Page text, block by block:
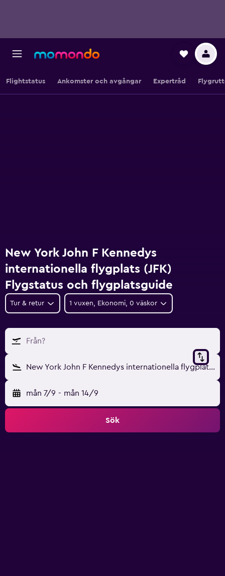
Flightstatus Ankomster och avgångar Expertråd
New York John F Kennedys
internationella flygplats (JFK)
Flygstatus och flygplatsguide
Tur & retur 1 vuxen, Ekonomi, 0 väskor
Från?
New York John F Kennedys internationella flygplats (JFK)
mån 7/9 - mån 14/9
Sök